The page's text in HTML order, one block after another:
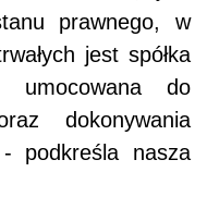
prawnego, w
jest spółka
do
dokonywania
podkreśla nasza